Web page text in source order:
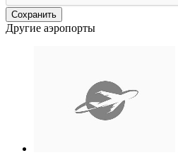
Другие аэропорты